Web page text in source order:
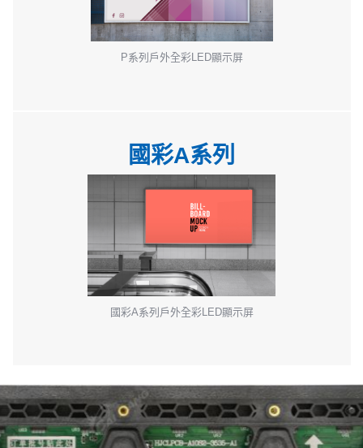
P系列戶外全彩LED顯示屏
國彩A系列
國彩A系列戶外全彩LED顯示屏